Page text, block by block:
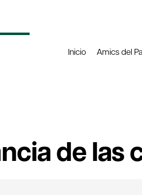
Inicio Amics del
de las